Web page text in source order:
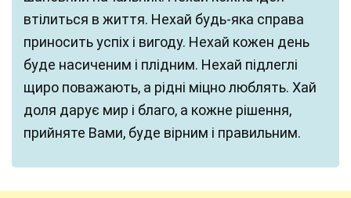
втілиться в життя. Нехай будь-яка справа
приносить успіх і вигоду. Нехай кожен день
буде насиченим і плідним. Нехай підлеглі
щиро поважають, а рідні міцно люблять. Хай
доля дарує мир і благо, а кожне рішення,
прийняте Вами, буде вірним і правильним.